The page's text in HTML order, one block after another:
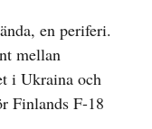
en periferi.
mellan
i Ukraina och
Finlands F-18